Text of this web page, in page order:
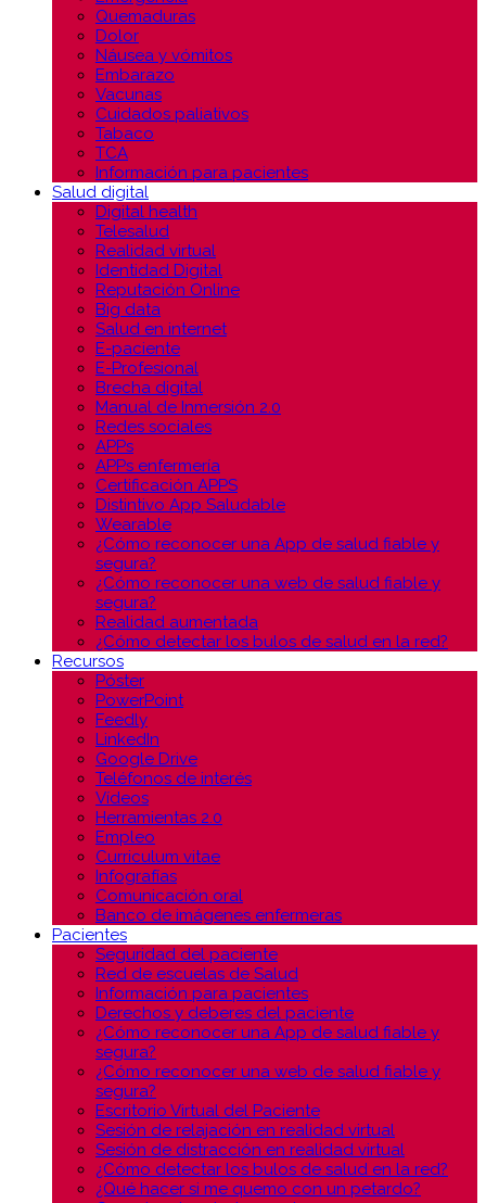
Quemaduras
Dolor
Náusea y vómitos
Embarazo
Vacunas
Cuidados paliativos
Tabaco
TCA
Información para pacientes
Salud digital
Digital health
Telesalud
Realidad virtual
Identidad Digital
Reputación Online
Big data
Salud en internet
E-paciente
E-Profesional
Brecha digital
Manual de Inmersión 2.0
Redes sociales
APPs
APPs enfermería
Certificación APPS
Distintivo App Saludable
Wearable
¿Cómo reconocer una App de salud fiable y
segura?
¿Cómo reconocer una web de salud fiable y
segura?
Realidad aumentada
¿Cómo detectar los bulos de salud en la red?
Recursos
Póster
PowerPoint
Feedly
LinkedIn
Google Drive
Teléfonos de interés
Vídeos
Herramientas 2.0
Empleo
Curriculum vitae
Infografías
Comunicación oral
Banco de imágenes enfermeras
Pacientes
Seguridad del paciente
Red de escuelas de Salud
Información para pacientes
Derechos y deberes del paciente
¿Cómo reconocer una App de salud fiable y
segura?
¿Cómo reconocer una web de salud fiable y
segura?
Escritorio Virtual del Paciente
Sesión de relajación en realidad virtual
Sesión de distracción en realidad virtual
¿Cómo detectar los bulos de salud en la red?
¿Qué hacer si me quemo con un petardo?